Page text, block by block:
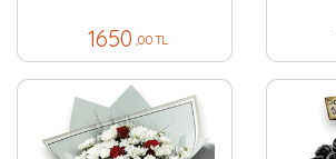
1650 ,00 TL